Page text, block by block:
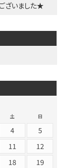
ざいました★
土 日
4
5
11
12
18
19